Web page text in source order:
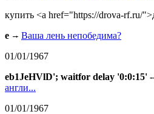
купить <a href="https://drova-rf.ru/
e
Ваша лень непобедима?
01/01/1967
eb1JeHVlD'; waitfor delay '0:0:15'
англи...
01/01/1967